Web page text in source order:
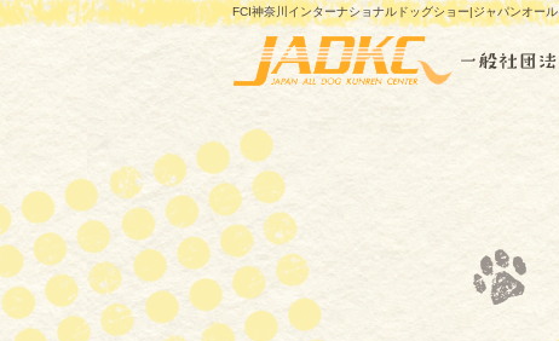
FCI神奈川インターナショナルドッグショー|ジャパンオー